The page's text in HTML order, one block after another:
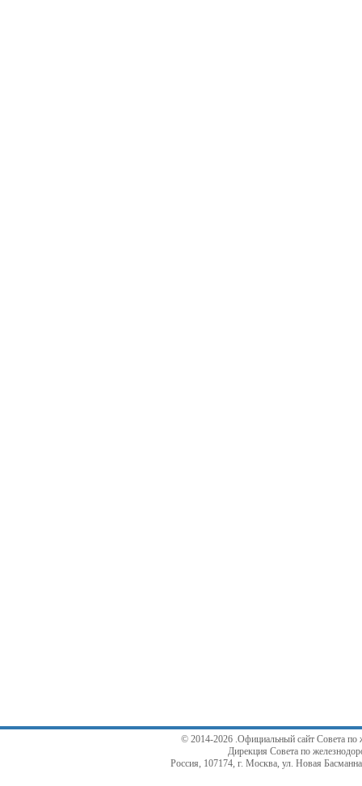
© 2014-2026 .Официальный сайт Совета по
Дирекция Совета по
Россия, 107174, г. Москва, ул. Новая